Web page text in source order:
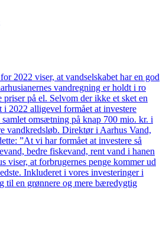
2022 viser, at vandselskabet har en god
vandregning er holdt i ro
på el. Selvom der ikke et sket en
i 2022 alligevel formået at investere
omsætning på knap 700 mio. kr. i
vandkredsløb. Direktør i Aarhus Vand,
”At vi har formået at investere så
bedre fiskevand, rent vand i hanen
viser, at forbrugernes penge kommer ud
Inkluderet i vores investeringer i
til en grønnere og mere bæredygtig